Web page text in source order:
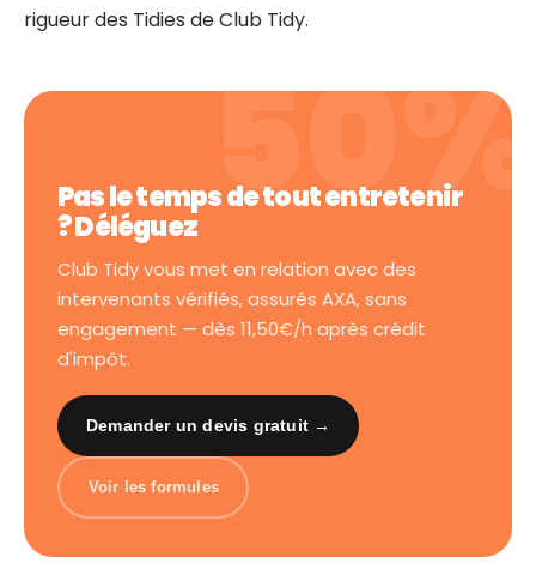
rigueur des Tidies de Club Tidy.
Pas le temps de tout entretenir
? Déléguez
Club Tidy vous met en relation avec des
intervenants vérifiés, assurés AXA, sans
engagement — dès 11,50€/h après crédit
d'impôt.
Demander un devis gratuit →
Voir les formules